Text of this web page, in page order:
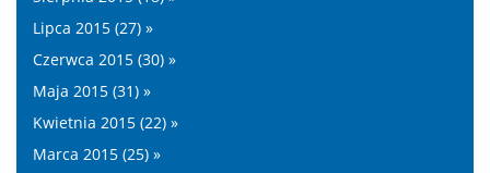
Lipca 2015 (27) »
Czerwca 2015 (30) »
Maja 2015 (31) »
Kwietnia 2015 (22) »
Marca 2015 (25) »